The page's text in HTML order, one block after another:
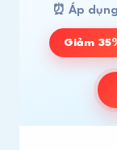
⏰ Áp
Giảm